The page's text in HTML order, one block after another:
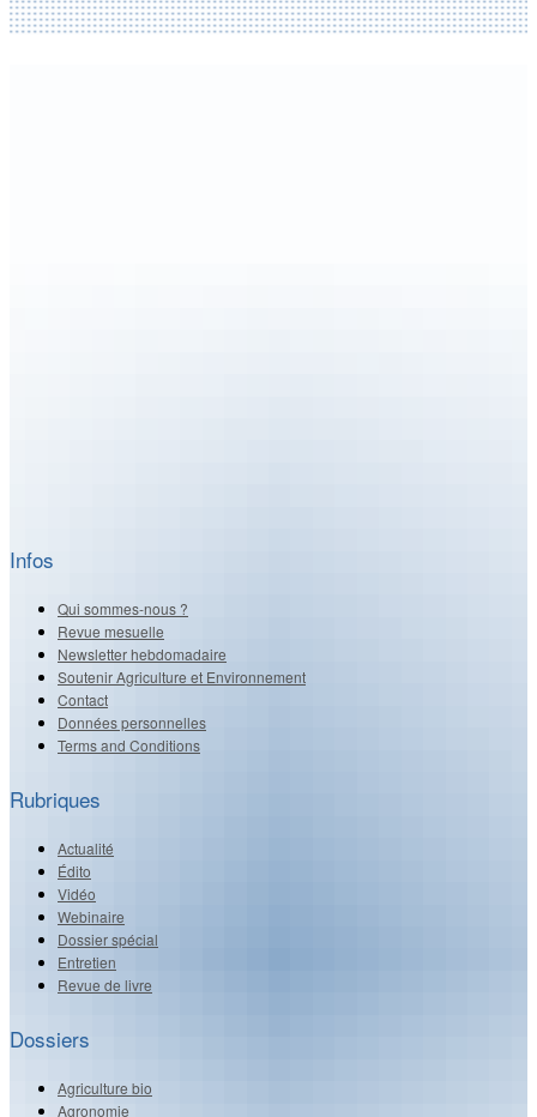
Infos
Qui sommes-nous ?
Revue mesuelle
Newsletter hebdomadaire
Soutenir Agriculture et Environnement
Contact
Données personnelles
Terms and Conditions
Rubriques
Actualité
Édito
Vidéo
Webinaire
Dossier spécial
Entretien
Revue de livre
Dossiers
Agriculture bio
Agronomie